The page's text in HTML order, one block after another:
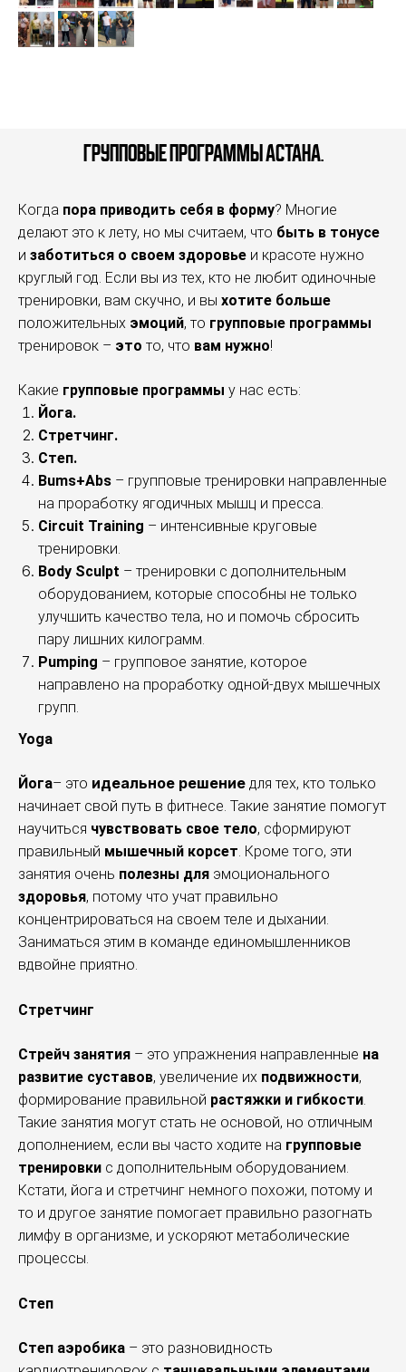
Групповые программы Астана.
Когда пора приводить себя в форму? Многие
делают это к лету, но мы считаем, что быть в тонусе
и заботиться о своем здоровье и красоте нужно
круглый год. Если вы из тех, кто не любит одиночные
тренировки, вам скучно, и вы хотите больше
положительных эмоций, то групповые программы
тренировок – это то, что вам нужно!
Какие групповые программы у нас есть:
Йога.
Стретчинг.
Степ.
Bums+Abs – групповые тренировки направленные
на проработку ягодичных мышц и пресса.
Circuit Training – интенсивные круговые
тренировки.
Body Sculpt – тренировки с дополнительным
оборудованием, которые способны не только
улучшить качество тела, но и помочь сбросить
пару лишних килограмм.
Pumping – групповое занятие, которое
направлено на проработку одной-двух мышечных
групп.
Yoga
Йога– это идеальное решение для тех, кто только
начинает свой путь в фитнесе. Такие занятие помогут
научиться чувствовать свое тело, сформируют
правильный мышечный корсет. Кроме того, эти
занятия очень полезны для эмоционального
здоровья, потому что учат правильно
концентрироваться на своем теле и дыхании.
Заниматься этим в команде единомышленников
вдвойне приятно.
Стретчинг
Стрейч занятия – это упражнения направленные на
развитие суставов, увеличение их подвижности,
формирование правильной растяжки и гибкости.
Такие занятия могут стать не основой, но отличным
дополнением, если вы часто ходите на групповые
тренировки с дополнительным оборудованием.
Кстати, йога и стретчинг немного похожи, потому и
то и другое занятие помогает правильно разогнать
лимфу в организме, и ускоряют метаболические
процессы.
Степ
Степ аэробика – это разновидность